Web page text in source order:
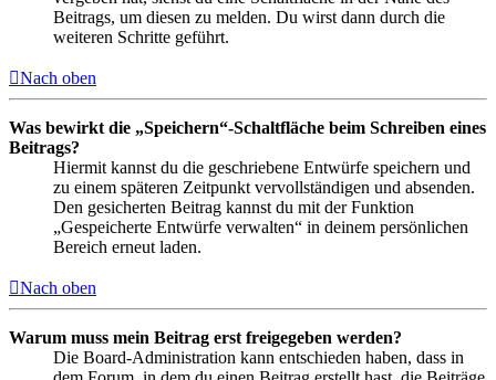
Beitrags, um diesen zu melden. Du wirst dann durch die
weiteren Schritte geführt.
Nach oben
Was bewirkt die „Speichern“-Schaltfläche beim Schreiben eines
Beitrags?
Hiermit kannst du die geschriebene Entwürfe speichern und
zu einem späteren Zeitpunkt vervollständigen und absenden.
Den gesicherten Beitrag kannst du mit der Funktion
„Gespeicherte Entwürfe verwalten“ in deinem persönlichen
Bereich erneut laden.
Nach oben
Warum muss mein Beitrag erst freigegeben werden?
Die Board-Administration kann entschieden haben, dass in